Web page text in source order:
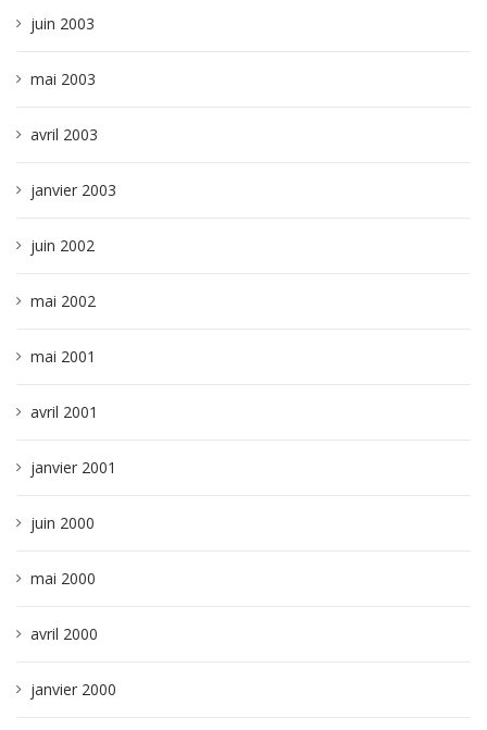
juin 2003
mai 2003
avril 2003
janvier 2003
juin 2002
mai 2002
mai 2001
avril 2001
janvier 2001
juin 2000
mai 2000
avril 2000
janvier 2000